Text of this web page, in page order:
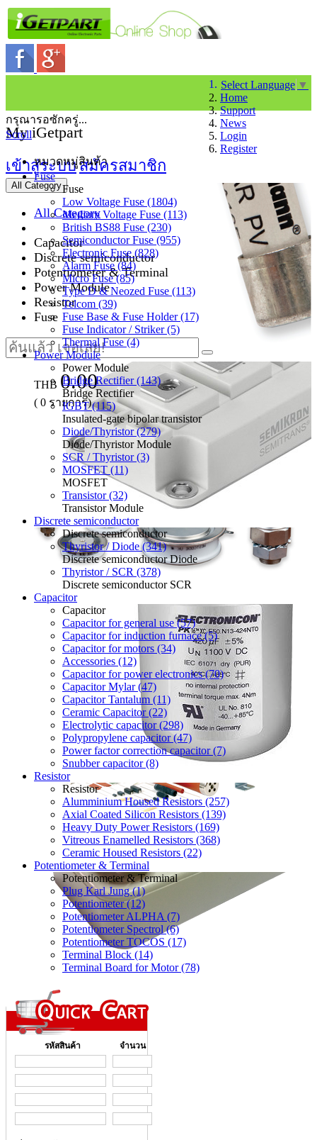
Select Language ▼
Home
Support
News
Login
Register
My iGetpart
เข้าสู่ระบบสมัครสมาชิก
All Category
All Category
Capacitor
Discrete semiconductor
Potentiometer & Terminal
Power Module
Resistor
Fuse
THB 0.00
( 0 รายการ)
กรุณารอซักครู่...
Scroll
หมวดหมู่สินค้า
Fuse
Fuse
Low Voltage Fuse (1804)
Medium Voltage Fuse (113)
British BS88 Fuse (230)
Semiconductor Fuse (955)
Electronic Fuse (828)
Alarm Fuse (84)
Micro Fuse (85)
Type D & Neozed Fuse (113)
Telcom (39)
Fuse Base & Fuse Holder (17)
Fuse Indicator / Striker (5)
Thermal Fuse (4)
Power Module
Power Module
Bridge Rectifier (143)
Bridge Rectifier
IGBT (115)
Insulated-gate bipolar transistor
Diode/Thyristor (279)
Diode/Thyristor Module
SCR / Thyristor (3)
MOSFET (11)
MOSFET
Transistor (32)
Transistor Module
Discrete semiconductor
Discrete semiconductor
Thyristor / Diode (341)
Discrete semiconductor Diode
Thyristor / SCR (378)
Discrete semiconductor SCR
Capacitor
Capacitor
Capacitor for general use (57)
Capacitor for induction furnace (5)
Capacitor for motors (34)
Accessories (12)
Capacitor for power electronics (70)
Capacitor Mylar (47)
Capacitor Tantalum (11)
Ceramic Capacitor (22)
Electrolytic capacitor (298)
Polypropylene capacitor (47)
Power factor correction capacitor (7)
Snubber capacitor (8)
Resistor
Resistor
Alumminium Housed Resistors (257)
Axial Coated Silicon Resistors (139)
Heavy Duty Power Resistors (169)
Vitreous Enamelled Resistors (368)
Ceramic Housed Resistors (22)
Potentiometer & Terminal
Potentiometer & Terminal
Plug Karl Jung (1)
Potentiometer (12)
Potentiometer ALPHA (7)
Potentiometer Spectrol (6)
Potentiometer TOCOS (17)
Terminal Block (14)
Terminal Board for Motor (78)
รหัสสินค้า จำนวน